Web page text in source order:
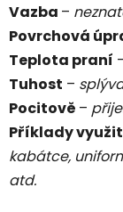
Vazba –
Povrchová
Teplota praní
Tuhost –
Pocitově –
Příklady
kabátce,
atd.